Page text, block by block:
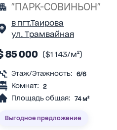
"ПАРК-СОВИНЬОН"
в пгт.Таирова
ул. Трамвайная
85 000 ($1 143/м²)
Этаж/Этажность: 6/6
Комнат: 2
Площадь общая: 74 м²
Выгодное предложение